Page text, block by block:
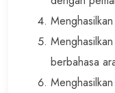
berbahasa